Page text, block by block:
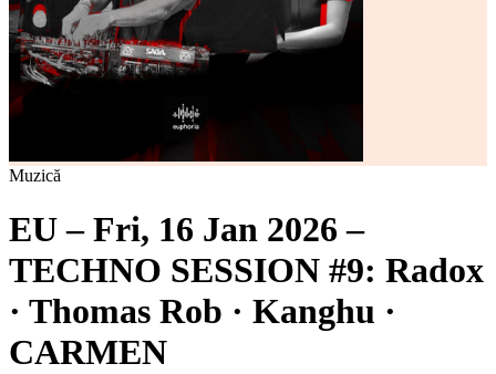
Muzică
EU – Fri, 16 Jan 2026 –
TECHNO SESSION #9: Radox
· Thomas Rob · Kanghu ·
CARMEN